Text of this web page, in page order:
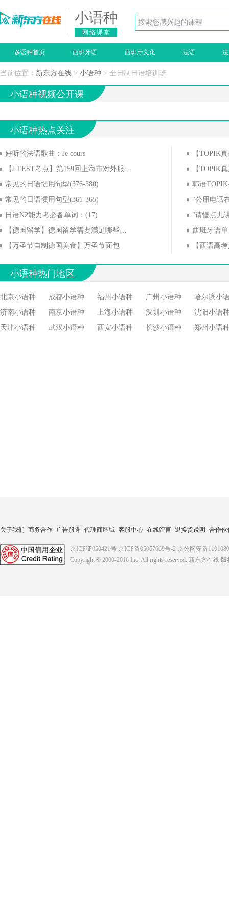
小语种
网络课堂
多语种首页 西班牙语 西班牙文化 法语
当前位置： 新东方在线 > 小语种 > 全日制日语培训班
小语种视频公开课
小语种热点关注
好听的法语歌曲：Je cours
【J.TEST考点】第159回上海市对外服务有限公司考点信息
常见的日语惯用句型(376-380)
常见的日语惯用句型(361-365)
日语N2能力考必备单词：(17)
【德国留学】德国留学需要满足哪些语言的要求？
【万圣节自制德国美食】万圣节面包
【TOPIK
韩语
"请慢点儿
西班牙语
小语种热门地区
北京小语种 成都小语种 福州小语种 广州小语种
哈尔滨小
济南小语种
南京小语种 上海小语种 深圳小语种
沈阳小语
天津小语种
武汉小语种 西安小语种 长沙小语种 郑州小语
关于我们 商务合作 广告服务 代理商区域 客服中心 在线留言 退换货说明 合作伙
京ICP证050421号 京ICP备05067669号-2 京公网安备
Copyright © 2000-2016 Inc. All rights reserved. 新东方在线